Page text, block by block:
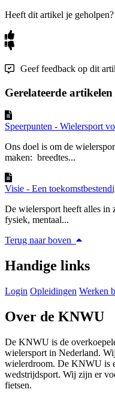
Heeft dit artikel je geholpen?
Geef feedback op dit
Gerelateerde artikelen
Speerpunten - Wielersport
Ons doel is om de
maken: breedtes...
Visie - Een
De wielersport heeft alles in
fysiek, mentaal...
Terug naar boven
Handige links
Login Opleidingen Werken
Over de KNWU
De KNWU is de
wielersport in Nederland.
wielerdroom. De KNWU is
wedstrijdsport. Wij zijn er
fietsen.